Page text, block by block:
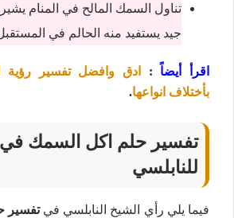
تناول السمك المالح في المنام
جيد يستفيد منه الحالم في
اقرأ أيضاً :
ادق وافضل تفسير رؤية
بأختلاف انواعها.
تفسير حلم اكل السمك في
للنابلسي
فيما يلي رأي الشيخ النابلسي فيتفسير